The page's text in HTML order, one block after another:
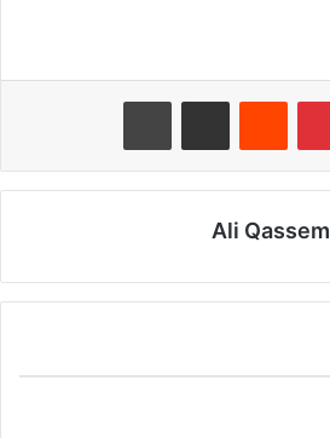
بينتيريست
Ali Qassem